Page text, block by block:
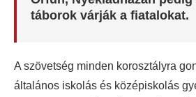
táborok várják a fiatalokat.
A szövetség minden korosztályra
általános iskolás és középiskolás